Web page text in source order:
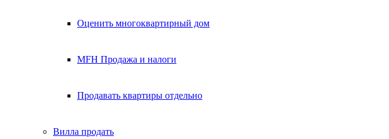
Оценить многоквартирный дом
MFH Продажа и налоги
Продавать квартиры отдельно
Вилла продать